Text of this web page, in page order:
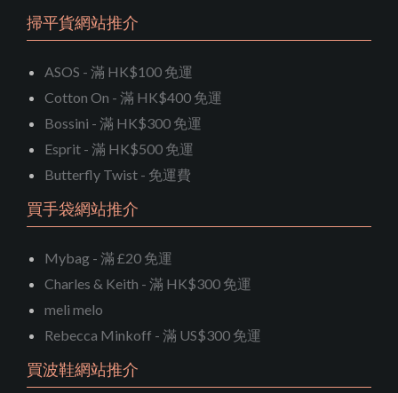
掃平貨網站推介
ASOS - 滿 HK$100 免運
Cotton On - 滿 HK$400 免運
Bossini - 滿 HK$300 免運
Esprit - 滿 HK$500 免運
Butterfly Twist - 免運費
買手袋網站推介
Mybag - 滿 £20 免運
Charles & Keith - 滿 HK$300 免運
meli melo
Rebecca Minkoff - 滿 US$300 免運
買波鞋網站推介